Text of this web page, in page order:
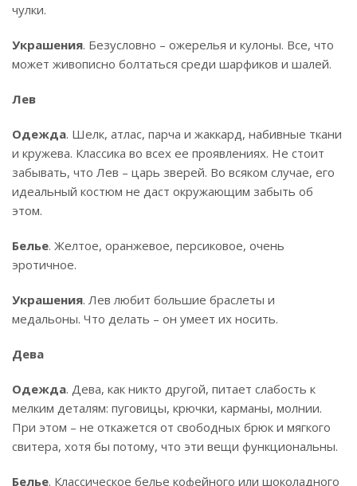
чулки.
Украшения. Безусловно – ожерелья и кулоны. Все, что
может живописно болтаться среди шарфиков и шалей.
Лев
Одежда. Шелк, атлас, парча и жаккард, набивные ткани
и кружева. Классика во всех ее проявлениях. Не стоит
забывать, что Лев – царь зверей. Во всяком случае, его
идеальный костюм не даст окружающим забыть об
этом.
Белье. Желтое, оранжевое, персиковое, очень
эротичное.
Украшения. Лев любит большие браслеты и
медальоны. Что делать – он умеет их носить.
Дева
Одежда. Дева, как никто другой, питает слабость к
мелким деталям: пуговицы, крючки, карманы, молнии.
При этом – не откажется от свободных брюк и мягкого
свитера, хотя бы потому, что эти вещи функциональны.
Белье. Классическое белье кофейного или шоколадного